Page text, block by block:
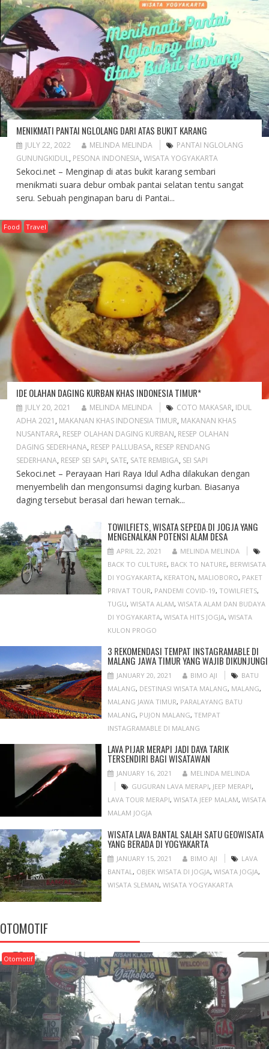
MENIKMATI PANTAI NGLOLANG DARI ATAS BUKIT KARANG
JULY 22, 2022 MELINDA MELINDA
PANTAI NGLOLANG
GUNUNGKIDUL, PESONA INDONESIA, WISATA YOGYAKARTA
Sekoci.net – Menginap di atas bukit karang sembari
menikmati suara debur ombak pantai selatan tentu sangat
seru. Sebuah penginapan baru di Pantai...
Food Travel
IDE OLAHAN DAGING KURBAN KHAS INDONESIA TIMUR*
JULY 20, 2021 MELINDA MELINDA COTO MAKASAR, IDUL
ADHA 2021 , MAKANAN KHAS INDONESIA TIMUR, MAKANAN KHAS
NUSANTARA, RESEP OLAHAN DAGING KURBAN, RESEP OLAHAN
DAGING SEDERHANA, RESEP PALLUBASA, RESEP RENDANG
SEDERHANA, RESEP SEI SAPI, SATE, SATE REMBIGA, SEI SAPI
Sekoci.net – Perayaan Hari Raya Idul Adha dilakukan dengan
menyembelih dan mengonsumsi daging kurban. Biasanya
daging tersebut berasal dari hewan ternak...
TOWILFIETS, WISATA SEPEDA DI JOGJA YANG
MENGENALKAN POTENSI ALAM DESA
APRIL 22, 2021
MELINDA MELINDA
BACK TO CULTURE, BACK TO NATURE, BERWISATA
DI YOGYAKARTA, KERATON, MALIOBORO, PAKET
PRIVAT TOUR, PANDEMI COVID-19,TOWILFIETS,
TUGU,WISATA ALAM,WISATA ALAM DAN BUDAYA
DI YOGYAKARTA,WISATA HITS JOGJA,WISATA
KULON PROGO
3 REKOMENDASI TEMPAT INSTAGRAMABLE DI
MALANG JAWA TIMUR YANG WAJIB DIKUNJUNGI
JANUARY 20, 2021 BIMO AJI
BATU
MALANG, DESTINASI WISATA MALANG, MALANG,
MALANG JAWA TIMUR, PARALAYANG BATU
MALANG, PUJON MALANG,TEMPAT
INSTAGRAMABLE DI MALANG
LAVA PIJAR MERAPI JADI DAYA TARIK
TERSENDIRI BAGI WISATAWAN
JANUARY 16, 2021
MELINDA MELINDA
GUGURAN LAVA MERAPI, JEEP MERAPI,
LAVA TOUR MERAPI,WISATA JEEP MALAM,WISATA
MALAM JOGJA
WISATA LAVA BANTAL SALAH SATU GEOWISATA
YANG BERADA DI YOGYAKARTA
JANUARY 15, 2021 BIMO AJI
LAVA
BANTAL, OBJEK WISATA DI JOGJA,WISATA JOGJA,
WISATA SLEMAN,WISATA YOGYAKARTA
OTOMOTIF
Otomotif